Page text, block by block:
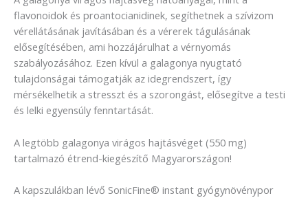
flavonoidok és proantocianidinek, segíthetnek a szívizom
vérellátásának javításában és a vérerek tágulásának
elősegítésében, ami hozzájárulhat a vérnyomás
szabályozásához. Ezen kívül a galagonya nyugtató
tulajdonságai támogatják az idegrendszert, így
mérsékelhetik a stresszt és a szorongást, elősegítve a testi
és lelki egyensúly fenntartását.
A legtöbb galagonya virágos hajtásvéget (550 mg)
tartalmazó étrend-kiegészítő Magyarországon!
A kapszulákban lévő SonicFine® instant gyógynövénypor